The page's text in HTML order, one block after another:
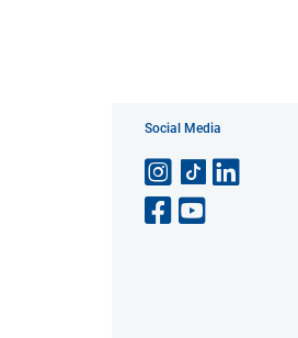
Social Media